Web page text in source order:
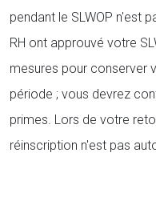
pendant le SLWOP n'est
RH ont approuvé votre
mesures pour conserver
période ; vous devrez
primes. Lors de votre
réinscription n'est pas